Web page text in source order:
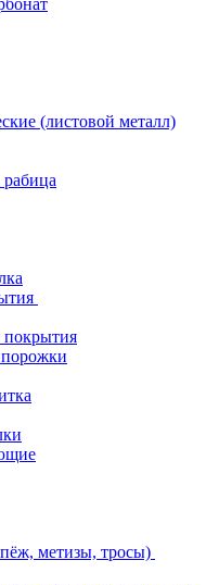
(листовой металл)
рабица
метизы, тросы)